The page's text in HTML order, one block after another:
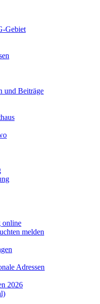
Gebiet
und Beiträge
online
melden
Adressen
2026